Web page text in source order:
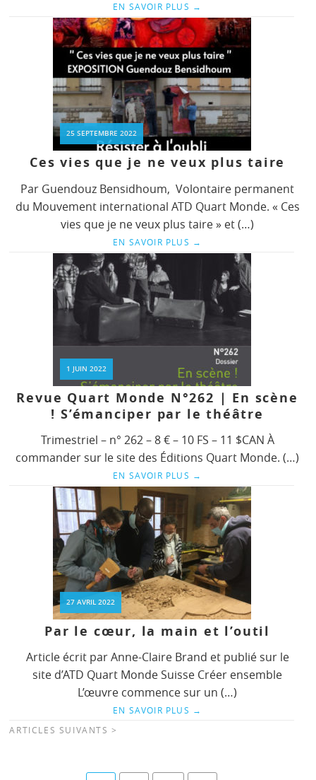
EN SAVOIR PLUS →
25 SEPTEMBRE 2022
Ces vies que je ne veux plus taire
Par Guendouz Bensidhoum, Volontaire permanent
du Mouvement international ATD Quart Monde. « Ces
vies que je ne veux plus taire » et (…)
EN SAVOIR PLUS →
1 JUIN 2022
Revue Quart Monde N°262 | En scène
! S’émanciper par le théâtre
Trimestriel – n° 262 – 8 € – 10 FS – 11 $CAN À
commander sur le site des Éditions Quart Monde. (…)
EN SAVOIR PLUS →
27 AVRIL 2022
Par le cœur, la main et l’outil
Article écrit par Anne-Claire Brand et publié sur le
site d’ATD Quart Monde Suisse Créer ensemble
L’œuvre commence sur un (…)
EN SAVOIR PLUS →
ARTICLES SUIVANTS >